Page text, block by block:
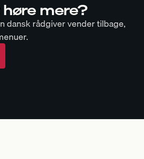
mere?
dansk rådgiver vender tilbage,